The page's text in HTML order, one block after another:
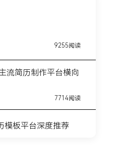
9255阅读
流简历制作平台横向
7714阅读
模板平台深度推荐